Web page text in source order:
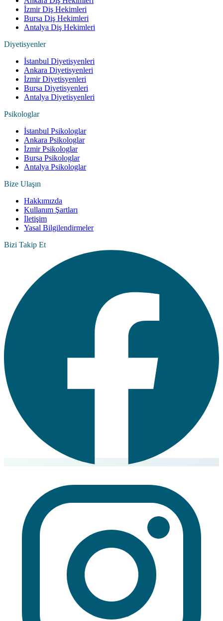
İzmir Diş Hekimleri
Bursa Diş Hekimleri
Antalya Diş Hekimleri
Diyetisyenler
İstanbul Diyetisyenleri
Ankara Diyetisyenleri
İzmir Diyetisyenleri
Bursa Diyetisyenleri
Antalya Diyetisyenleri
Psikologlar
İstanbul Psikologlar
Ankara Psikologlar
İzmir Psikologlar
Bursa Psikologlar
Antalya Psikologlar
Bize Ulaşın
Hakkımızda
Kullanım Şartları
İletişim
Yasal Bilgilendirmeler
Bizi Takip Et